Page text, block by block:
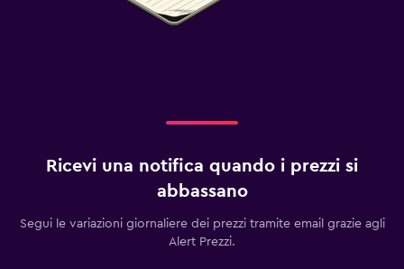
Ricevi una notifica quando i prezzi si
abbassano
Segui le variazioni giornaliere dei prezzi tramite email grazie agli
Alert Prezzi.